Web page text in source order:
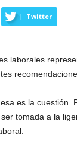
Twitter
laborales
es la cuestión.
tomada a la